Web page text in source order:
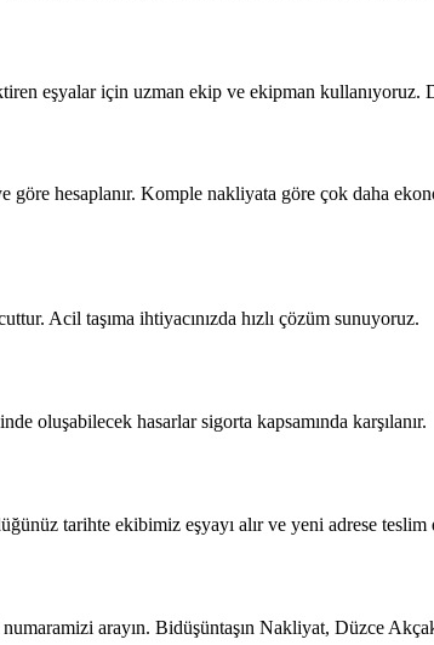
eşyalar için uzman ekip ve ekipman kullanıyoruz.
göre hesaplanır. Komple nakliyata göre çok daha
Acil taşıma ihtiyacınızda hızlı çözüm sunuyoruz.
oluşabilecek hasarlar sigorta kapsamında karşılanır.
tarihte ekibimiz eşyayı alır ve yeni adrese teslim
arayın. Bidüşüntaşın Nakliyat, Düzce